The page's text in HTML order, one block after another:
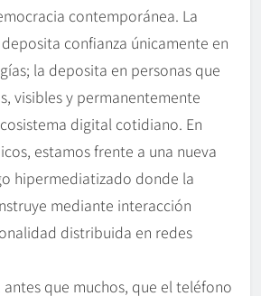
contemporánea. La
confianza únicamente en
la deposita en personas que
visibles y permanentemente
digital cotidiano. En
estamos frente a una nueva
hipermediatizado donde la
mediante interacción
distribuida en redes
que muchos, que el teléfono